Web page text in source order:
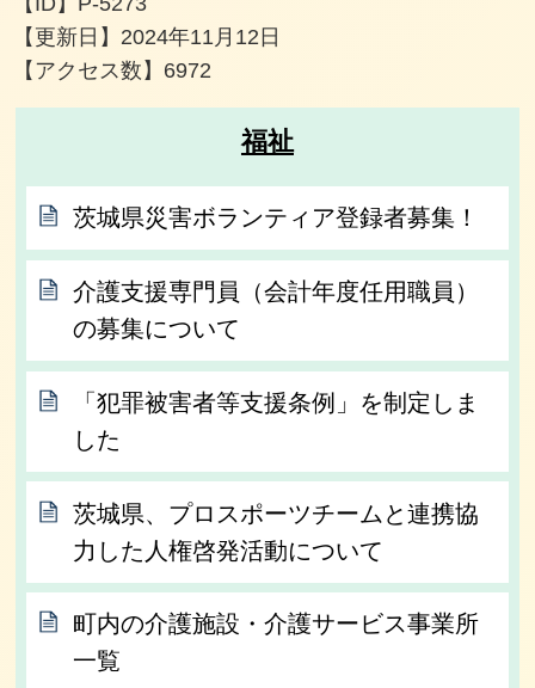
【更新日】 2024年11月12日
【アクセス数】 6972
福祉
茨城県災害ボランティア登録者募集！
介護支援専門員（会計年度任用職員）
の募集について
「犯罪被害者等支援条例」を制定しま
した
茨城県、プロスポーツチームと連携協
力した人権啓発活動について
町内の介護施設・介護サービス事業所
一覧